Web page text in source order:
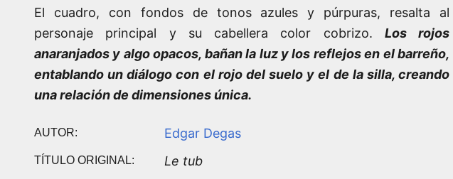
El cuadro, con fondos de tonos azules y púrpuras, resalta al
personaje principal y su cabellera color cobrizo. Los rojos
anaranjados y algo opacos, bañan la luz y los reflejos en el barreño,
entablando un diálogo con el rojo del suelo y el de la silla, creando
una relación de dimensiones única.
AUTOR: Edgar Degas
TÍTULO ORIGINAL: Le tub